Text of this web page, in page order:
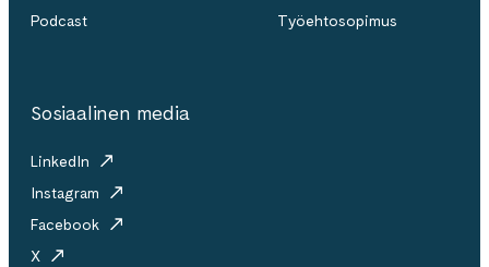
Podcast
Työehtosopimus
Sosiaalinen media
LinkedIn
Instagram
Facebook
X